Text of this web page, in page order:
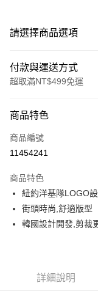
請選擇商品選項
付款與運送方式
超取滿NT$499免運
信用卡一次付款
超商取貨付款
Apple Pay
街口支付
全家取貨付款<未取貨
商品特色
商品編號
11454241
商品特色
紐約洋基隊LOGO
街頭時尚,舒適版型
韓國設計開發,剪裁
詳細說明